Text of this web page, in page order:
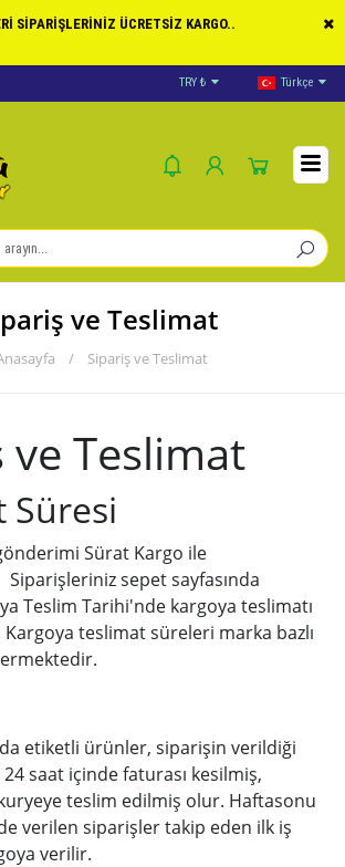
SİPARİŞLERİNİZ ÜCRETSİZ KARGO..
Ödeme
TRY ₺ Türkçe
ve Teslimat
/ Sipariş ve Teslimat
ve Teslimat
Süresi
Sürat Kargo ile
Siparişleriniz sepet sayfasında
Teslim Tarihi'nde kargoya teslimatı
Kargoya teslimat süreleri marka bazlı
etiketli ürünler, siparişin verildiği
saat içinde faturası kesilmiş,
teslim edilmiş olur. Haftasonu
verilen siparişler takip eden ilk iş
verilir.